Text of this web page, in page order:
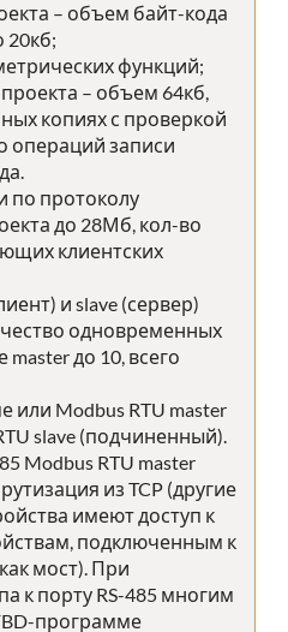
– объем байт-кода
20кб;
функций;
– объем 64кб,
копиях с проверкой
операций записи
по протоколу
до 28Мб, кол-во
клиентских
и slave (сервер)
одновременных
до 10, всего
или Modbus RTU master
slave (подчиненный).
Modbus RTU master
из TCP (другие
имеют доступ к
подключенным к
мост). При
к порту RS-485 многим
программе